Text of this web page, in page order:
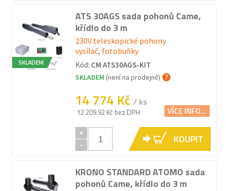
SKLADEM
ATS 30AGS sada pohonů Came,
křídlo do 3 m
230V teleskopické pohony
vysílač, fotobuňky
Kód: CM ATS30AGS-KIT
SKLADEM (není na prodejně)
14 774 Kč / ks
12 209.92 Kč bez DPH VÍCE INFO...
+
-
KOUPIT
KRONO STANDARD ATOMO sada
pohonů Came, křídlo do 3 m